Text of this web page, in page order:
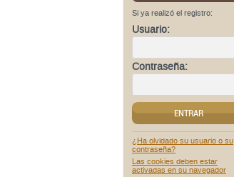
Si ya realizó el registro:
Usuario:
Contraseña:
ENTRAR
¿Ha olvidado su usuario o su
contraseña?
Las cookies deben estar
activadas en su navegador